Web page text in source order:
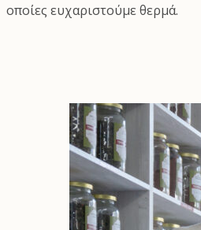
οποίες ευχαριστούμε θερμά.